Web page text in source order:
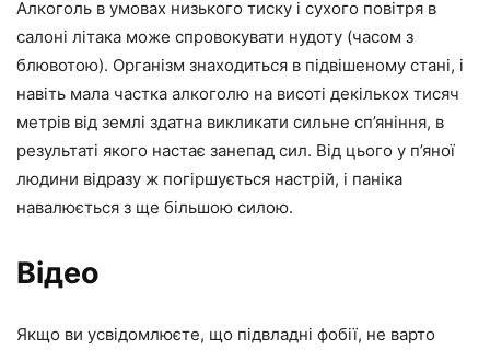
Алкоголь в умовах низького тиску і сухого повітря в
салоні літака може спровокувати нудоту (часом з
блювотою). Організм знаходиться в підвішеному стані, і
навіть мала частка алкоголю на висоті декількох тисяч
метрів від землі здатна викликати сильне сп’яніння, в
результаті якого настає занепад сил. Від цього у п’яної
людини відразу ж погіршується настрій, і паніка
навалюється з ще більшою силою.
Відео
Якщо ви усвідомлюєте, що підвладні фобії, не варто